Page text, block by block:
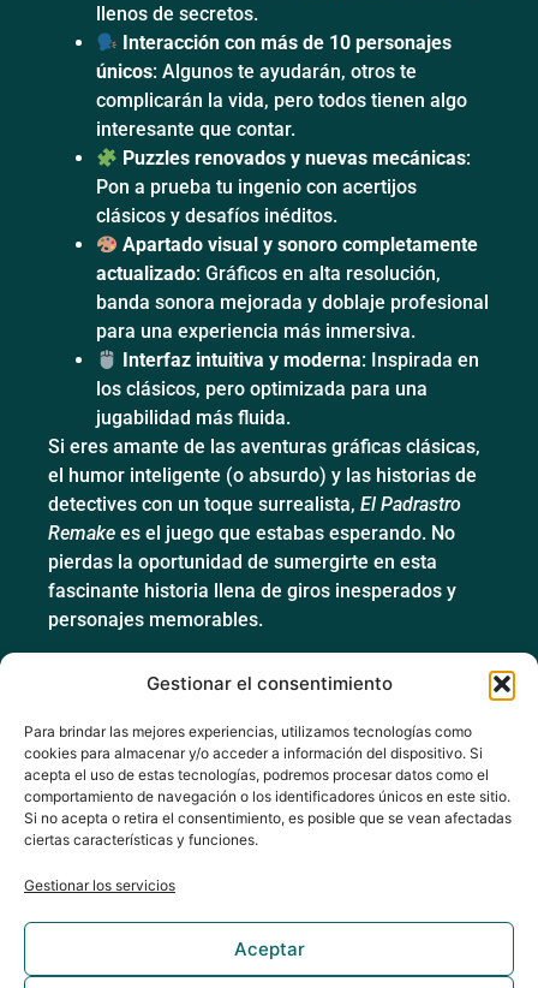
Gestionar el consentimiento
Para brindar las mejores experiencias, utilizamos tecnologías como
cookies para almacenar y/o acceder a información del dispositivo. Si
acepta el uso de estas tecnologías, podremos procesar datos como el
comportamiento de navegación o los identificadores únicos en este sitio.
Si no acepta o retira el consentimiento, es posible que se vean afectadas
ciertas características y funciones.
Gestionar los servicios
Aceptar
llenos de secretos.
Interacción con más de 10 personajes
únicos: Algunos te ayudarán, otros te
complicarán la vida, pero todos tienen algo
interesante que contar.
Puzzles renovados y nuevas mecánicas:
Pon a prueba tu ingenio con acertijos
clásicos y desafíos inéditos.
Apartado visual y sonoro completamente
actualizado: Gráficos en alta resolución,
banda sonora mejorada y doblaje profesional
para una experiencia más inmersiva.
Interfaz intuitiva y moderna: Inspirada en
los clásicos, pero optimizada para una
jugabilidad más fluida.
Si eres amante de las aventuras gráficas clásicas,
el humor inteligente (o absurdo) y las historias de
detectives con un toque surrealista, El Padrastro
Remake es el juego que estabas esperando. No
pierdas la oportunidad de sumergirte en esta
fascinante historia llena de giros inesperados y
personajes memorables.
¡Únete a la comunidad de jugadores y descubre los
secretos que aguardan en cada rincón de esta
ciudad!